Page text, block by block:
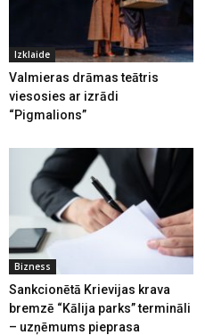
Izklaide
Valmieras drāmas teātris
viesosies ar izrādi
“Pigmalions”
Bizness
Sankcionētā Krievijas krava
bremzē “Kālija parks” termināli
– uzņēmums pieprasa